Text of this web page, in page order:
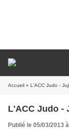
Accueil » L'ACC Judo -
L'ACC Judo -
Publié le 05/03/2013